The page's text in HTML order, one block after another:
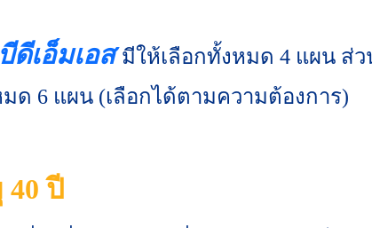
ดีเอ็มเอส มีให้เลือกทั้งหมด 4 แผน ส่
ด 6 แผน (เลือกได้ตามความต้องการ)
ปี